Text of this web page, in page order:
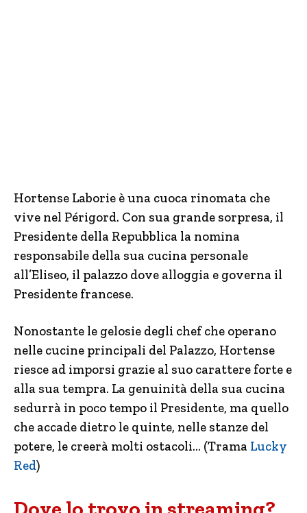
Hortense Laborie è una cuoca rinomata che
vive nel Périgord. Con sua grande sorpresa, il
Presidente della Repubblica la nomina
responsabile della sua cucina personale
all’Eliseo, il palazzo dove alloggia e governa il
Presidente francese.
Nonostante le gelosie degli chef che operano
nelle cucine principali del Palazzo, Hortense
riesce ad imporsi grazie al suo carattere forte e
alla sua tempra. La genuinità della sua cucina
sedurrà in poco tempo il Presidente, ma quello
che accade dietro le quinte, nelle stanze del
potere, le creerà molti ostacoli… (Trama Lucky
Red)